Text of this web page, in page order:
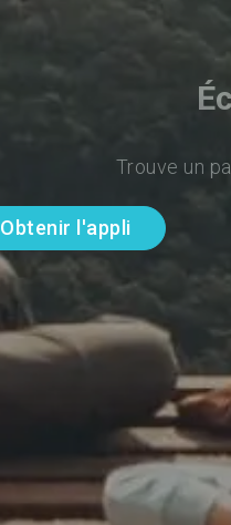
Trouve un
Obtenir l'appli